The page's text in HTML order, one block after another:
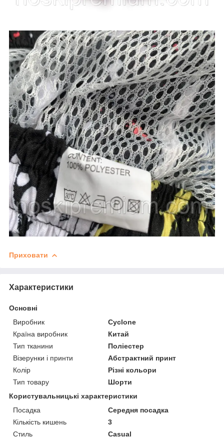
Приховати
Характеристики
Основні
Виробник
Cyclone
Країна виробник
Китай
Тип тканини
Поліестер
Візерунки і принти
Абстрактний принт
Колір
Різні кольори
Тип товару
Шорти
Користувальницькі характеристики
Посадка
Середня посадка
Кількість кишень
3
Стиль
Casual